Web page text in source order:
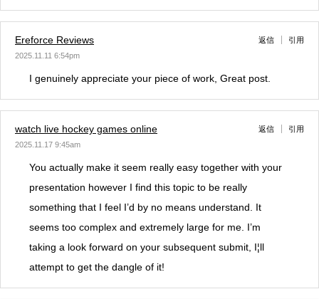
Ereforce Reviews
2025.11.11 6:54pm
返信 引用
I genuinely appreciate your piece of work, Great post.
watch live hockey games online
2025.11.17 9:45am
返信 引用
You actually make it seem really easy together with your
presentation however I find this topic to be really
something that I feel I’d by no means understand. It
seems too complex and extremely large for me. I’m
taking a look forward on your subsequent submit, I¦ll
attempt to get the dangle of it!